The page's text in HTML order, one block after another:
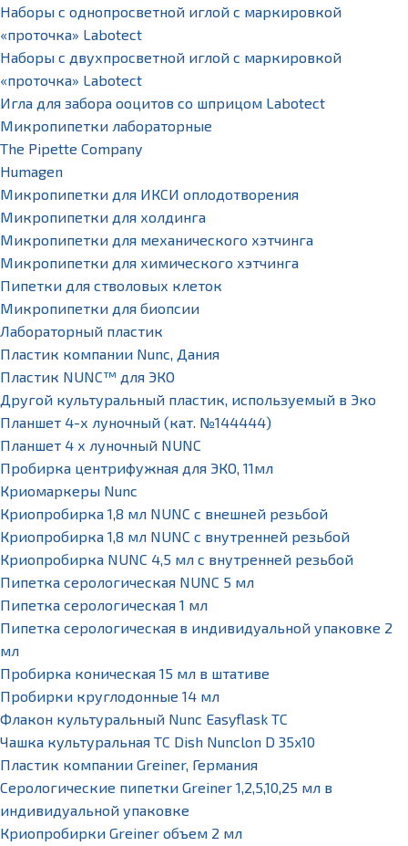
Наборы с однопросветной иглой с маркировкой
«проточка» Labotect
Наборы с двухпросветной иглой с маркировкой
«проточка» Labotect
Игла для забора ооцитов со шприцом Labotect
Микропипетки лабораторные
The Pipette Company
Humagen
Микропипетки для ИКСИ оплодотворения
Микропипетки для холдинга
Микропипетки для механического хэтчинга
Микропипетки для химического хэтчинга
Пипетки для стволовых клеток
Микропипетки для биопсии
Лабораторный пластик
Пластик компании Nunc, Дания
Пластик NUNC™ для ЭКО
Другой культуральный пластик, используемый в Эко
Планшет 4-х луночный (кат. №144444)
Планшет 4 х луночный NUNC
Пробирка центрифужная для ЭКО, 11мл
Криомаркеры Nunc
Криопробирка 1,8 мл NUNC с внешней резьбой
Криопробирка 1,8 мл NUNC с внутренней резьбой
Криопробирка NUNC 4,5 мл с внутренней резьбой
Пипетка серологическая NUNC 5 мл
Пипетка серологическая 1 мл
Пипетка серологическая в индивидуальной упаковке 2
мл
Пробирка коническая 15 мл в штативе
Пробирки круглодонные 14 мл
Флакон культуральный Nunc Easyflask TC
Чашка культуральная TC Dish Nunclon D 35x10
Пластик компании Greiner, Германия
Серологические пипетки Greiner 1,2,5,10,25 мл в
индивидуальной упаковке
Криопробирки Greiner объем 2 мл